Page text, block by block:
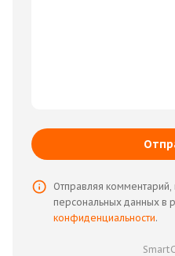
Отправляя комментарий,
персональных данных в
конфиденциальности.